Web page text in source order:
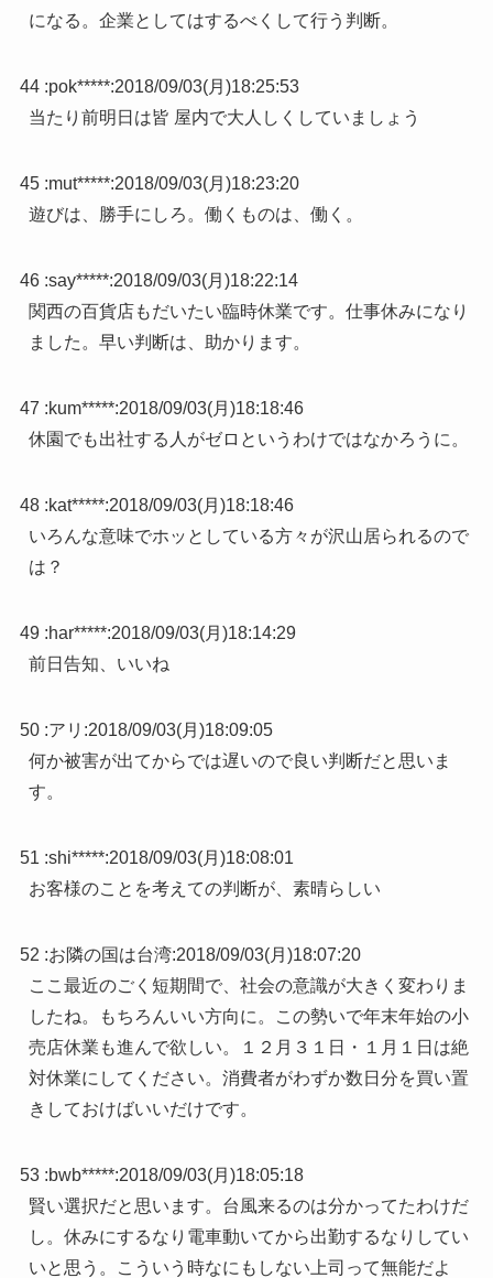
になる。企業としてはするべくして行う判断。
44 :pok*****:2018/09/03(月)18:25:53
当たり前明日は皆 屋内で大人しくしていましょう
45 :mut*****:2018/09/03(月)18:23:20
遊びは、勝手にしろ。働くものは、働く。
46 :say*****:2018/09/03(月)18:22:14
関西の百貨店もだいたい臨時休業です。仕事休みになり
ました。早い判断は、助かります。
47 :kum*****:2018/09/03(月)18:18:46
休園でも出社する人がゼロというわけではなかろうに。
48 :kat*****:2018/09/03(月)18:18:46
いろんな意味でホッとしている方々が沢山居られるので
は？
49 :har*****:2018/09/03(月)18:14:29
前日告知、いいね
50 :アリ :2018/09/03(月)18:09:05
何か被害が出てからでは遅いので良い判断だと思いま
す。
51 :shi*****:2018/09/03(月)18:08:01
お客様のことを考えての判断が、素晴らしい
52 :お隣の国は台湾:2018/09/03(月)18:07:20
ここ最近のごく短期間で、社会の意識が大きく変わりま
したね。もちろんいい方向に。この勢いで年末年始の小
売店休業も進んで欲しい。１２月３１日・１月１日は絶
対休業にしてください。消費者がわずか数日分を買い置
きしておけばいいだけです。
53 :bwb*****:2018/09/03(月)18:05:18
賢い選択だと思います。台風来るのは分かってたわけだ
し。休みにするなり電車動いてから出勤するなりしてい
いと思う。こういう時なにもしない上司って無能だよ